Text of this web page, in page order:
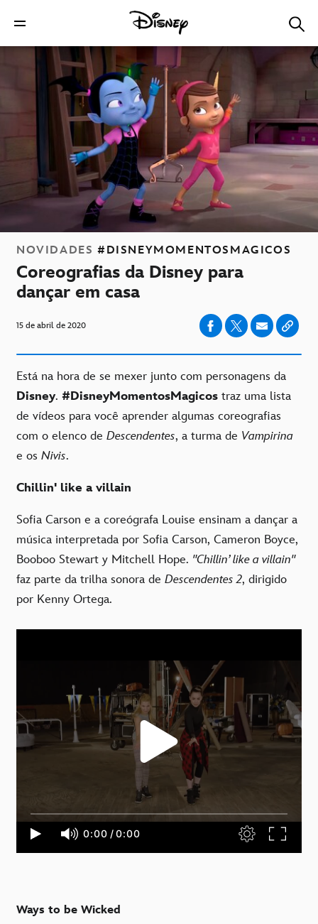
NOVIDADES #DISNEYMOMENTOSMAGICOS
Coreografias da Disney para
dançar em casa
15 de abril de 2020
Está na hora de se mexer junto com personagens da
Disney. #DisneyMomentosMagicos traz uma lista
de vídeos para você aprender algumas coreografias
com o elenco de Descendentes, a turma de Vampirina
e os Nivis.
Chillin' like a villain
Sofia Carson e a coreógrafa Louise ensinam a dançar a
música interpretada por Sofia Carson, Cameron Boyce,
Booboo Stewart y Mitchell Hope. "Chillin’ like a villain"
faz parte da trilha sonora de Descendentes 2, dirigido
por Kenny Ortega.
Ways to be Wicked